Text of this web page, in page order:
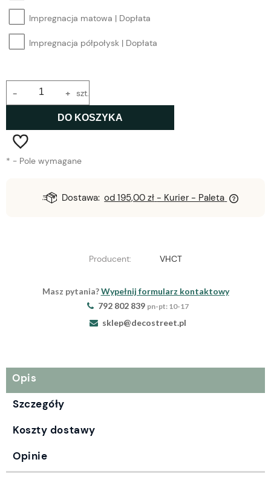
Impregnacja matowa | Dopłata
Impregnacja półpołysk | Dopłata
+
- szt.
DO KOSZYKA
* - Pole wymagane
Dostawa: od 195,00 zł - Kurier - Paleta
Producent: VHCT
Masz pytania?Wypełnij formularz kontaktowy
792 802 839 pn-pt: 10-17
sklep@decostreet.pl
Opis
Szczegóły
Koszty dostawy
Opinie